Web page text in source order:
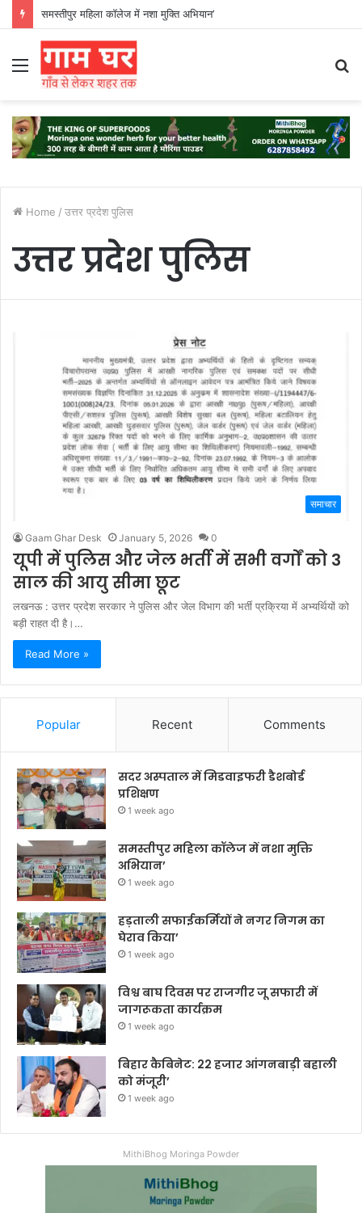
समस्तीपुर महिला कॉलेज में नशा मुक्ति अभियान’
Menu
Home / उत्तर प्रदेश पुलिस
उत्तर प्रदेश पुलिस
समाचार
Gaam Ghar Desk January 5, 2026 0
यूपी में पुलिस और जेल भर्ती में सभी वर्गों को 3
साल की आयु सीमा छूट
लखनऊ : उत्तर प्रदेश सरकार ने पुलिस और जेल विभाग की भर्ती प्रक्रिया में अभ्यर्थियों को
बड़ी राहत दी है।…
Read More »
Popular Recent Comments
सदर अस्पताल में मिडवाइफरी डैशबोर्ड
प्रशिक्षण
1 week ago
समस्तीपुर महिला कॉलेज में नशा मुक्ति
अभियान’
1 week ago
हड़ताली सफाईकर्मियों ने नगर निगम का
घेराव किया’
1 week ago
विश्व बाघ दिवस पर राजगीर जू सफारी में
जागरूकता कार्यक्रम
1 week ago
बिहार कैबिनेट: 22 हजार आंगनबाड़ी बहाली
को मंजूरी’
1 week ago
MithiBhog Moringa Powder